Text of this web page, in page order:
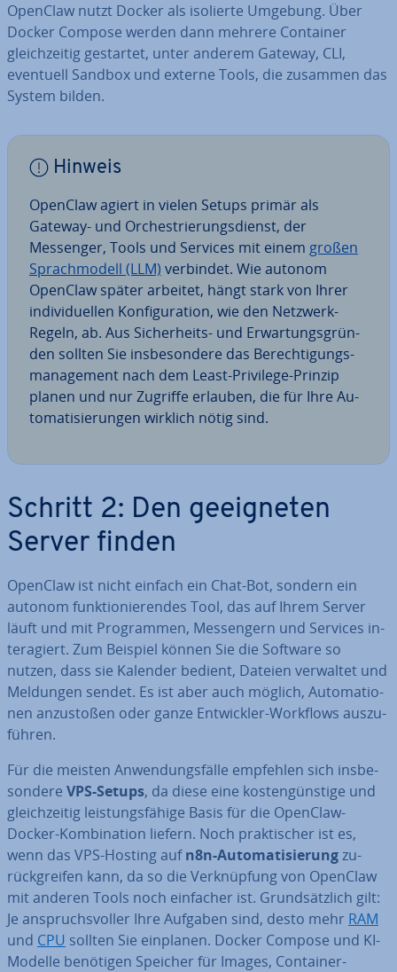
OpenClaw nutzt Docker als isolierte Umgebung. Über
Docker Compose werden dann mehrere Container
gleich­zei­tig gestartet, unter anderem Gateway, CLI,
eventuell Sandbox und externe Tools, die zusammen das
System bilden.
Hinweis
OpenClaw agiert in vielen Setups primär als
Gateway- und Or­ches­trie­rungs­dienst, der
Messenger, Tools und Services mit einem großen
Sprach­mo­dell (LLM) verbindet. Wie autonom
OpenClaw später arbeitet, hängt stark von Ihrer
in­di­vi­du­el­len Kon­fi­gu­ra­ti­on, wie den Netzwerk-
Regeln, ab. Aus Si­cher­heits- und Er­war­tungs­grün­
den sollten Sie ins­be­son­de­re das Be­rech­ti­gungs­
ma­nage­ment nach dem Least-Privilege-Prinzip
planen und nur Zugriffe erlauben, die für Ihre Au­
to­ma­ti­sie­run­gen wirklich nötig sind.
Schritt 2: Den ge­eig­ne­ten
Server finden
OpenClaw ist nicht einfach ein Chat-Bot, sondern ein
autonom funk­tio­nie­ren­des Tool, das auf Ihrem Server
läuft und mit Pro­gram­men, Mes­sen­gern und Services in­
ter­agiert. Zum Beispiel können Sie die Software so
nutzen, dass sie Kalender bedient, Dateien verwaltet und
Meldungen sendet. Es ist aber auch möglich, Au­to­ma­tio­
nen an­zu­sto­ßen oder ganze Ent­wick­ler-Workflows aus­zu­
füh­ren.
Für die meisten An­wen­dungs­fäl­le empfehlen sich ins­be­
son­de­re VPS-Setups, da diese eine kos­ten­güns­ti­ge und
gleich­zei­tig leis­tungs­fä­hi­ge Basis für die OpenClaw-
Docker-Kom­bi­na­ti­on liefern. Noch prak­ti­scher ist es,
wenn das VPS-Hosting aufn8n-Au­to­ma­ti­sie­rungzu­
rück­grei­fen kann, da so die Ver­knüp­fung von OpenClaw
mit anderen Tools noch einfacher ist. Grund­sätz­lich gilt:
Je an­spruchs­vol­ler Ihre Aufgaben sind, desto mehr RAM
und CPU sollten Sie einplanen. Docker Compose und KI-
Modelle benötigen Speicher für Images, Container-